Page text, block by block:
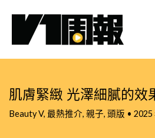
肌膚緊緻 光澤細膩的效
Beauty V, 最熱推介, 親子, 頭版 • 2025